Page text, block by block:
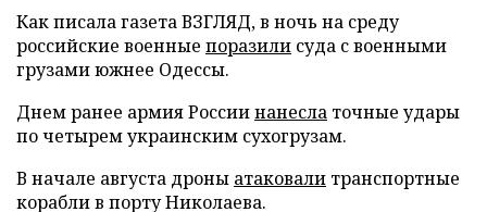
Как писала газета ВЗГЛЯД, в ночь на среду
российские военные поразили суда с военными
грузами южнее Одессы.
Днем ранее армия Россиинанесла точные удары
по четырем украинским сухогрузам.
В начале августа дроны атаковали транспортные
корабли в порту Николаева.